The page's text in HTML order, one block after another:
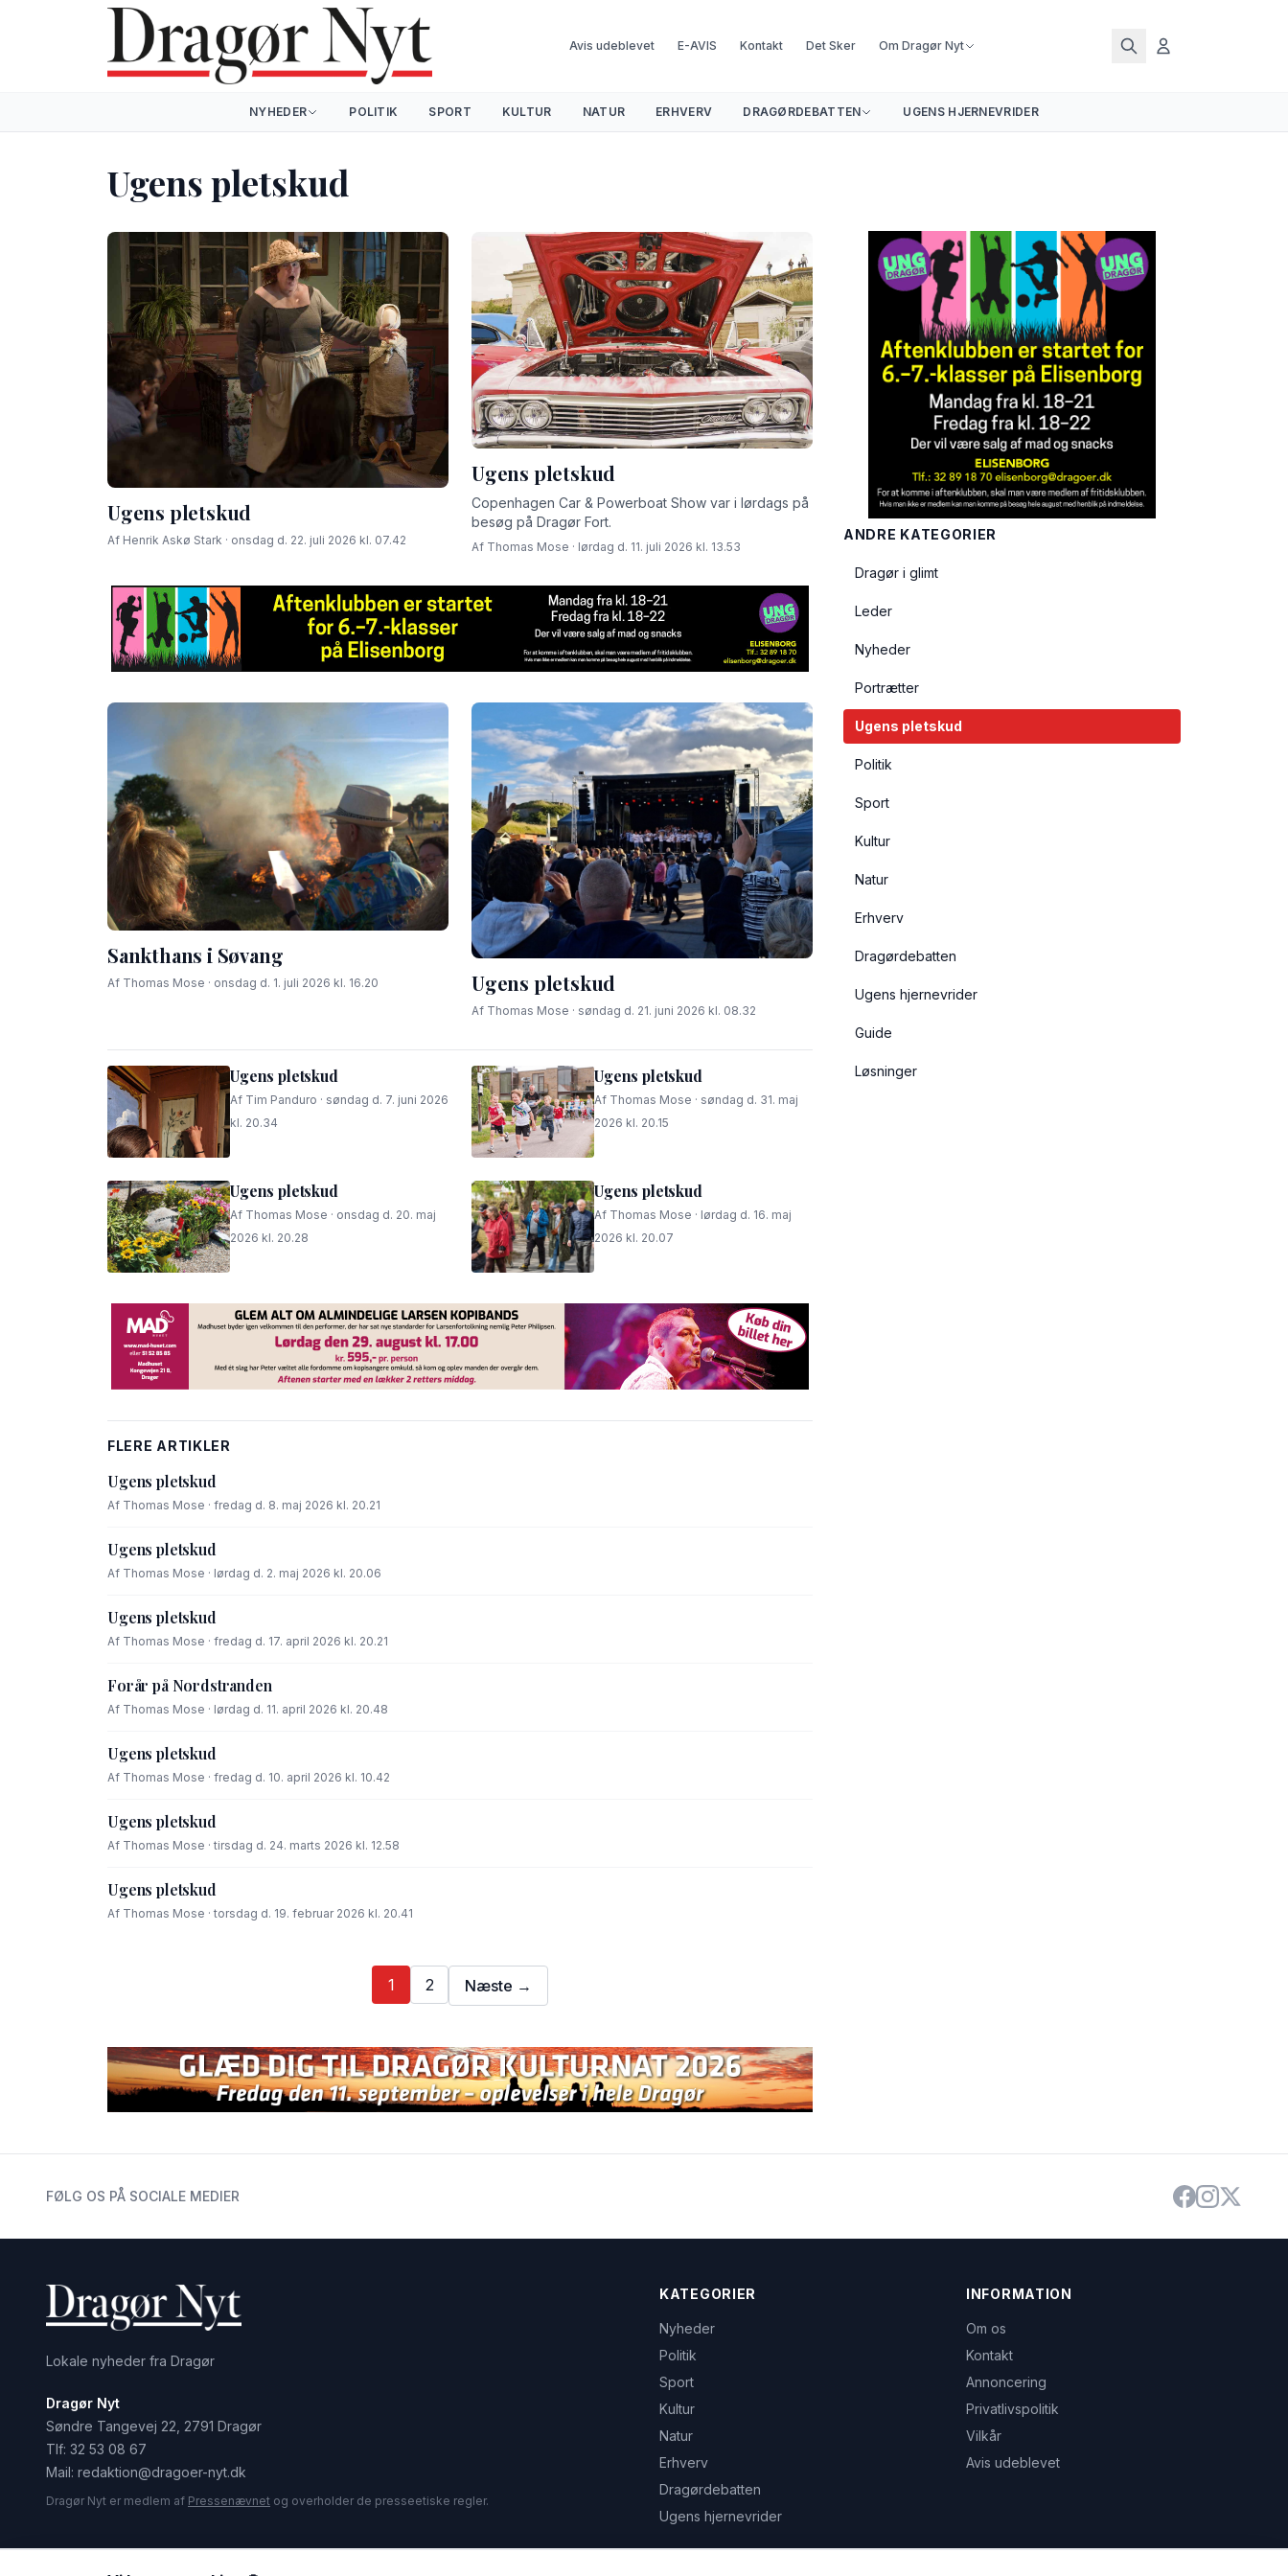
Avis udeblevet E-AVIS Kontakt Det Sker Om Dragør Nyt
NYHEDER POLITIK SPORT KULTUR NATUR ERHVERV DRAGØRDEBATTEN UGENS HJERNEVRIDER
Ugens pletskud
Ugens pletskud
Af Henrik Askø Stark · onsdag d. 22. juli 2026 kl. 07.42
Ugens pletskud
Copenhagen Car & Powerboat Show var i lørdags på
besøg på Dragør Fort.
Af Thomas Mose · lørdag d. 11. juli 2026 kl. 13.53
Sankthans i Søvang
Af Thomas Mose · onsdag d. 1. juli 2026 kl. 16.20 Ugens pletskud
Af Thomas Mose · søndag d. 21. juni 2026 kl. 08.32
Ugens pletskud
Af Tim Panduro · søndag d. 7. juni 2026
kl. 20.34
Ugens pletskud
Af Thomas Mose · søndag d. 31. maj
2026 kl. 20.15
Ugens pletskud
Af Thomas Mose · onsdag d. 20. maj
2026 kl. 20.28
Ugens pletskud
Af Thomas Mose · lørdag d. 16. maj
2026 kl. 20.07
FLERE ARTIKLER
Ugens pletskud
Af Thomas Mose · fredag d. 8. maj 2026 kl. 20.21
Ugens pletskud
Af Thomas Mose · lørdag d. 2. maj 2026 kl. 20.06
Ugens pletskud
Af Thomas Mose · fredag d. 17. april 2026 kl. 20.21
Forår på Nordstranden
Af Thomas Mose · lørdag d. 11. april 2026 kl. 20.48
Ugens pletskud
Af Thomas Mose · fredag d. 10. april 2026 kl. 10.42
Ugens pletskud
Af Thomas Mose · tirsdag d. 24. marts 2026 kl. 12.58
Ugens pletskud
Af Thomas Mose · torsdag d. 19. februar 2026 kl. 20.41
1 2 Næste →
ANDRE KATEGORIER
Dragør i glimt
Leder
Nyheder
Portrætter
Ugens pletskud
Politik
Sport
Kultur
Natur
Erhverv
Dragørdebatten
Ugens hjernevrider
Guide
Løsninger
FØLG OS PÅ SOCIALE MEDIER
Lokale nyheder fra Dragør
Dragør Nyt
Søndre Tangevej 22, 2791 Dragør
Tlf: 32 53 08 67
Mail: redaktion@dragoer-nyt.dk
Dragør Nyt er medlem af Pressenævnet og overholder de presseetiske regler.
KATEGORIER
Nyheder
Politik
Sport
Kultur
Natur
Erhverv
Dragørdebatten
Ugens hjernevrider
INFORMATION
Om os
Kontakt
Annoncering
Privatlivspolitik
Vilkår
Avis udeblevet